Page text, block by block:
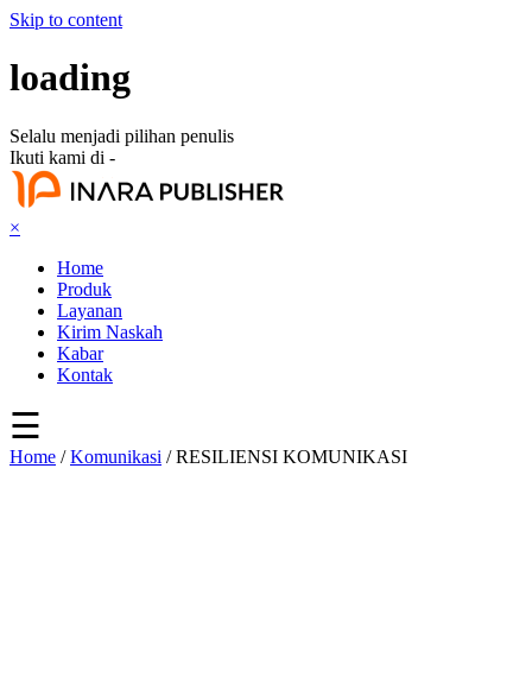
Skip to content
loading
Selalu menjadi pilihan penulis
Ikuti kami di -
×
Home
Produk
Layanan
Kirim Naskah
Kabar
Kontak
☰
Home /Komunikasi / RESILIENSI KOMUNIKASI